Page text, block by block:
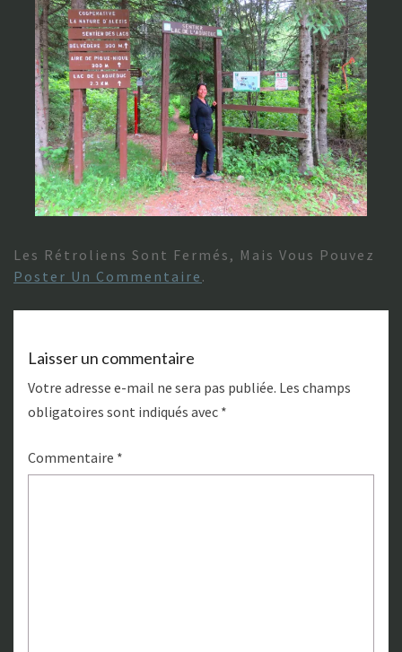
Les Rétroliens Sont Fermés, Mais Vous Pouvez
Poster Un Commentaire .
Laisser un commentaire
Votre adresse e-mail ne sera pas publiée. Les champs
obligatoires sont indiqués avec *
Commentaire *